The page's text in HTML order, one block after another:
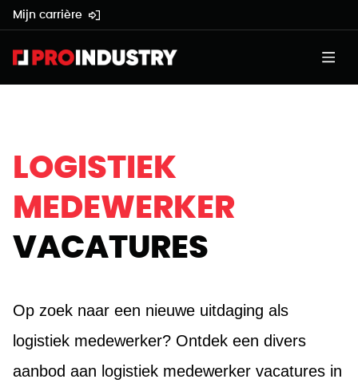
Mijn carrière
LOGISTIEK
MEDEWERKER
VACATURES
Op zoek naar een nieuwe uitdaging als
logistiek medewerker? Ontdek een divers
aanbod aan logistiek medewerker vacatures in